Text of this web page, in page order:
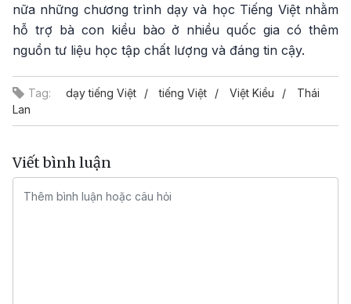
nữa những chương trình dạy và học Tiếng Việt nhằm
hỗ trợ bà con kiều bào ở nhiều quốc gia có thêm
nguồn tư liệu học tập chất lượng và đáng tin cậy.
Tag: dạy tiếng Việt tiếng Việt Việt Kiều
Thái
Lan
Viết bình luận